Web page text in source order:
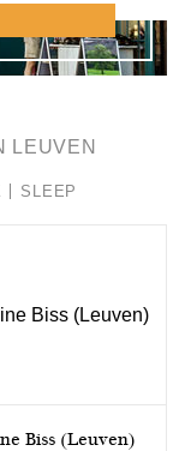
LEUVEN
SLEEP
Biss (Leuven)